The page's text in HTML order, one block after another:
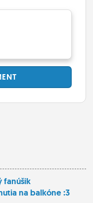
fanúšik
na balkóne :3